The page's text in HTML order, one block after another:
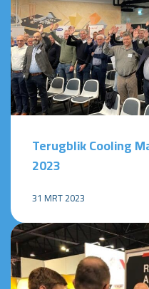
Terugblik Cooling
2023
31 MRT 2023